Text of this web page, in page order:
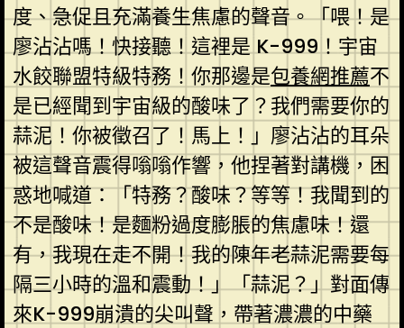
度、急促且充滿養生焦慮的聲音。「喂！是
廖沾沾嗎！快接聽！這裡是 K-999！宇宙
水餃聯盟特級特務！你那邊是包養網推薦不
是已經聞到宇宙級的酸味了？我們需要你的
蒜泥！你被徵召了！馬上！」廖沾沾的耳朵
被這聲音震得嗡嗡作響，他捏著對講機，困
惑地喊道：「特務？酸味？等等！我聞到的
不是酸味！是麵粉過度膨脹的焦慮味！還
有，我現在走不開！我的陳年老蒜泥需要每
隔三小時的溫和震動！」「蒜泥？」對面傳
來K-999崩潰的尖叫聲，帶著濃濃的中藥